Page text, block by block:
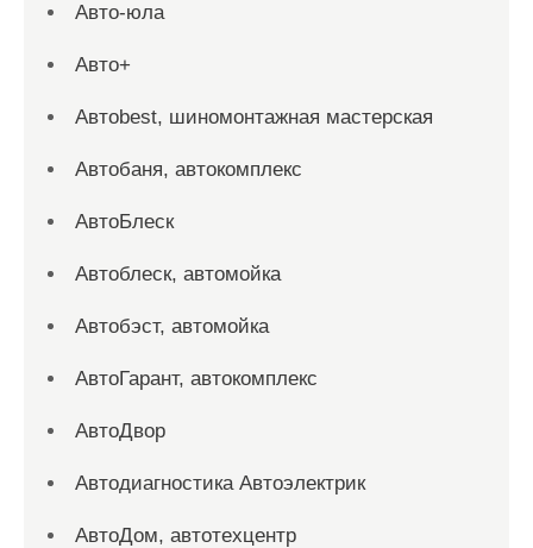
Авто-юла
Авто+
Автоbest, шиномонтажная мастерская
Автобаня, автокомплекс
АвтоБлеск
Автоблеск, автомойка
Автобэст, автомойка
АвтоГарант, автокомплекс
АвтоДвор
Автодиагностика Автоэлектрик
АвтоДом, автотехцентр